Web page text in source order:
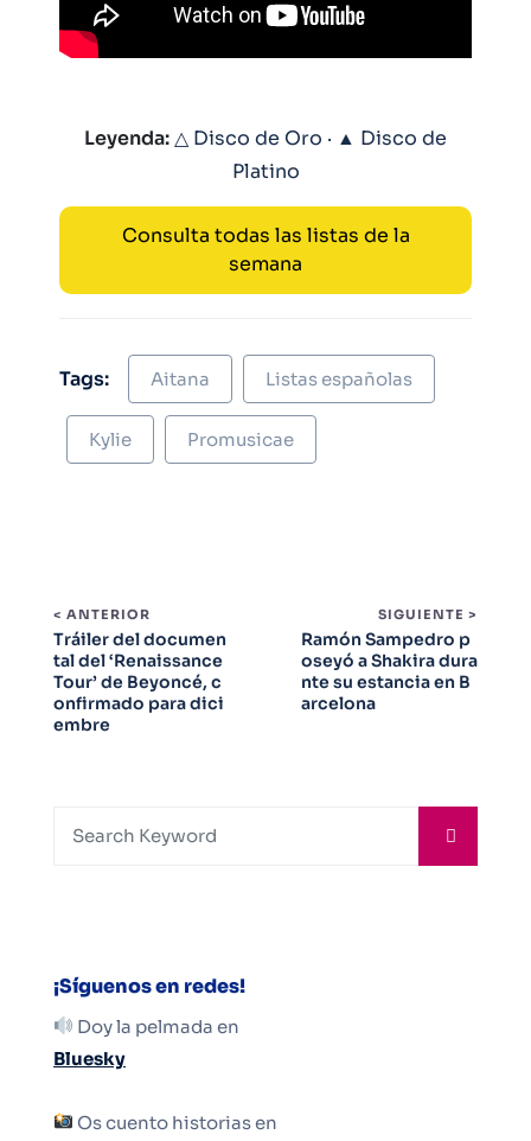
Leyenda:△ Disco de Oro · ▲ Disco de
Platino
Consulta todas las listas de la
semana
Tags: Aitana Listas españolas
Kylie Promusicae
< ANTERIOR
Tráiler del documen
tal del ‘Renaissance
Tour’ de Beyoncé, c
onfirmado para dici
embre
SIGUIENTE >
Ramón Sampedro p
oseyó a Shakira dura
nte su estancia en B
arcelona
¡Síguenos en redes!
Doy la pelmada en
Bluesky
Os cuento historias en